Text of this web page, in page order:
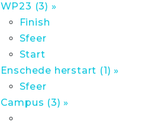
WP23 (3) »
Finish
Sfeer
Start
Enschede herstart (1) »
Sfeer
Campus (3) »